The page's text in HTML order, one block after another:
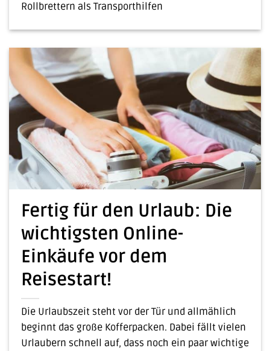
Rollbrettern als Transporthilfen
Fertig für den Urlaub: Die
wichtigsten Online-
Einkäufe vor dem
Reisestart!
Die Urlaubszeit steht vor der Tür und allmählich
beginnt das große Kofferpacken. Dabei fällt vielen
Urlaubern schnell auf, dass noch ein paar wichtige